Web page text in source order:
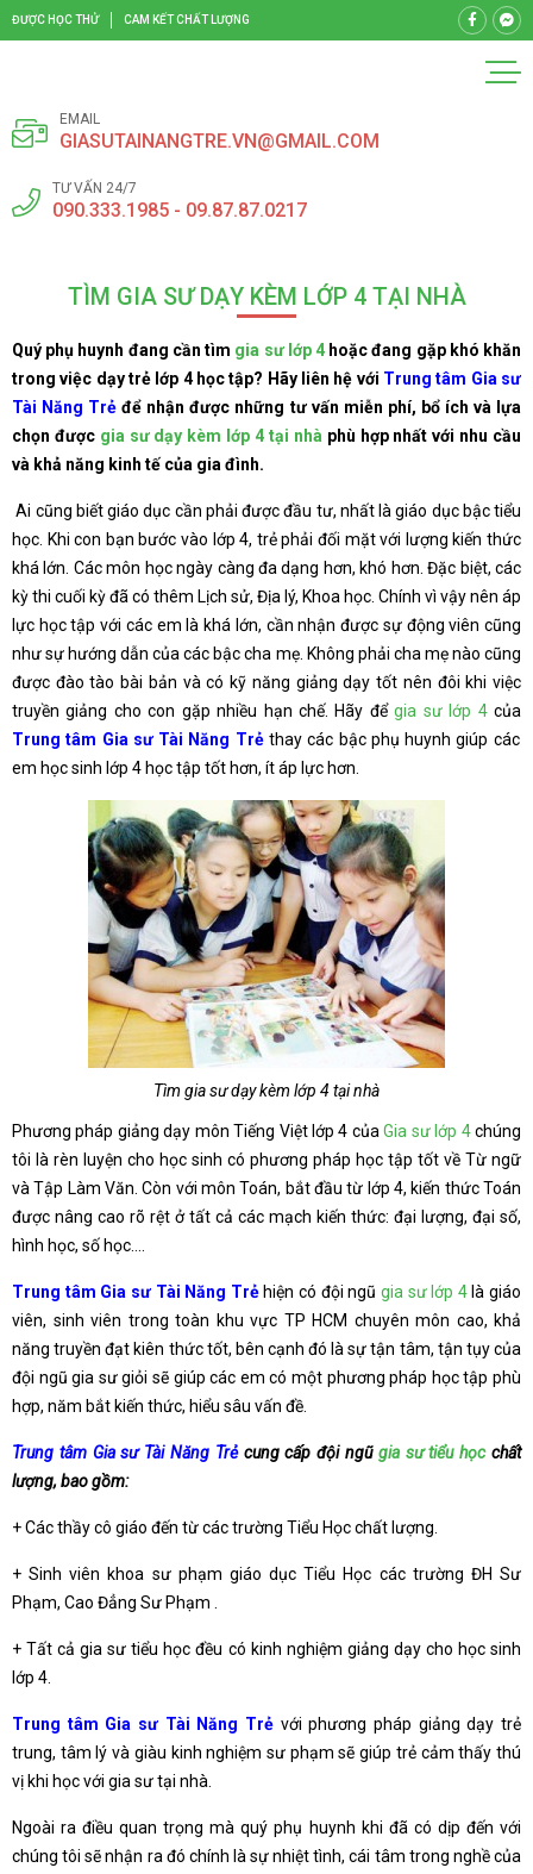
ĐƯỢC HỌC THỬ CAM KẾT CHẤT LƯỢNG
EMAIL
GIASUTAINANGTRE.VN@GMAIL.COM
TƯ VẤN 24/7
090.333.1985 - 09.87.87.0217
TÌM GIA SƯ DẠY KÈM LỚP 4 TẠI NHÀ
Quý phụ huynh đang cần tìm gia sư lớp 4hoặc đang gặp khó khăn
trong việc dạy trẻ lớp 4 học tập? Hãy liên hệ với Trung tâm Gia sư
Tài Năng Trẻ để nhận được những tư vấn miễn phí, bổ ích và lựa
chọn được gia sư dạy kèm lớp 4 tại nhà phù hợp nhất với nhu cầu
và khả năng kinh tế của gia đình.
Ai cũng biết giáo dục cần phải được đầu tư, nhất là giáo dục bậc tiểu
học. Khi con bạn bước vào lớp 4, trẻ phải đối mặt với lượng kiến thức
khá lớn. Các môn học ngày càng đa dạng hơn, khó hơn. Đặc biệt, các
kỳ thi cuối kỳ đã có thêm Lịch sử, Địa lý, Khoa học. Chính vì vậy nên áp
lực học tập với các em là khá lớn, cần nhận được sự động viên cũng
như sự hướng dẫn của các bậc cha mẹ. Không phải cha mẹ nào cũng
được đào tào bài bản và có kỹ năng giảng dạy tốt nên đôi khi việc
truyền giảng cho con gặp nhiều hạn chế. Hãy đểgia sư lớp 4của
Trung tâm Gia sư Tài Năng Trẻ thay các bậc phụ huynh giúp các
em học sinh lớp 4 học tập tốt hơn, ít áp lực hơn.
Tìm gia sư dạy kèm lớp 4 tại nhà
Phương pháp giảng dạy môn Tiếng Việt lớp 4 củaGia sư lớp 4chúng
tôi là rèn luyện cho học sinh có phương pháp học tập tốt về Từ ngữ
và Tập Làm Văn. Còn với môn Toán, bắt đầu từ lớp 4, kiến thức Toán
được nâng cao rõ rệt ở tất cả các mạch kiến thức: đại lượng, đại số,
hình học, số học….
Trung tâm Gia sư Tài Năng Trẻhiện có đội ngũ gia sư lớp 4là giáo
viên, sinh viên trong toàn khu vực TP HCM chuyên môn cao, khả
năng truyền đạt kiên thức tốt, bên cạnh đó là sự tận tâm, tận tụy của
đội ngũ gia sư giỏi sẽ giúp các em có một phương pháp học tập phù
hợp, năm bắt kiến thức, hiểu sâu vấn đề.
Trung tâm Gia sư Tài Năng Trẻcung cấp đội ngũ gia sư tiểu họcchất
lượng, bao gồm:
+ Các thầy cô giáo đến từ các trường Tiểu Học chất lượng.
+ Sinh viên khoa sư phạm giáo dục Tiểu Học các trường ĐH Sư
Phạm, Cao Đẳng Sư Phạm .
+ Tất cả gia sư tiểu học đều có kinh nghiệm giảng dạy cho học sinh
lớp 4.
Trung tâm Gia sư Tài Năng Trẻ với phương pháp giảng dạy trẻ
trung, tâm lý và giàu kinh nghiệm sư phạm sẽ giúp trẻ cảm thấy thú
vị khi học với gia sư tại nhà.
Ngoài ra điều quan trọng mà quý phụ huynh khi đã có dịp đến với
chúng tôi sẽ nhận ra đó chính là sự nhiệt tình, cái tâm trong nghề của